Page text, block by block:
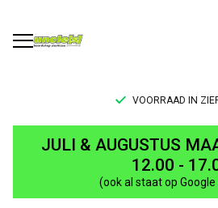
VOORRAAD IN
SWEATER
JULI & AUGUSTUS
12.00 -
(ook al staat op